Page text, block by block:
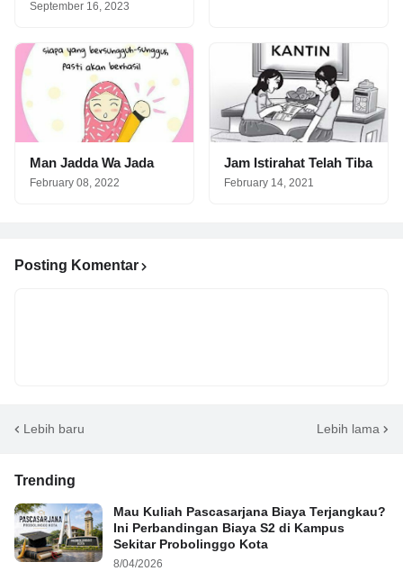
September 16, 2023
Man Jadda Wa Jada
February 08, 2022
Jam Istirahat Telah Tiba
February 14, 2021
Posting Komentar
Lebih baru Lebih lama
Trending
Mau Kuliah Pascasarjana Biaya Terjangkau?
Ini Perbandingan Biaya S2 di Kampus
Sekitar Probolinggo Kota
8/04/2026